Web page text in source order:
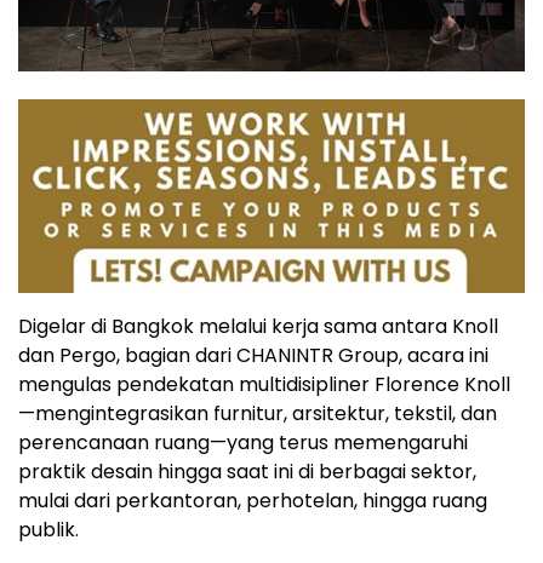
Digelar di Bangkok melalui kerja sama antara Knoll
dan Pergo, bagian dari CHANINTR Group, acara ini
mengulas pendekatan multidisipliner Florence Knoll
—mengintegrasikan furnitur, arsitektur, tekstil, dan
perencanaan ruang—yang terus memengaruhi
praktik desain hingga saat ini di berbagai sektor,
mulai dari perkantoran, perhotelan, hingga ruang
publik.